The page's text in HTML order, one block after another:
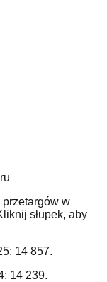
przetargów w
słupek, aby
: 14 857.
: 14 239.